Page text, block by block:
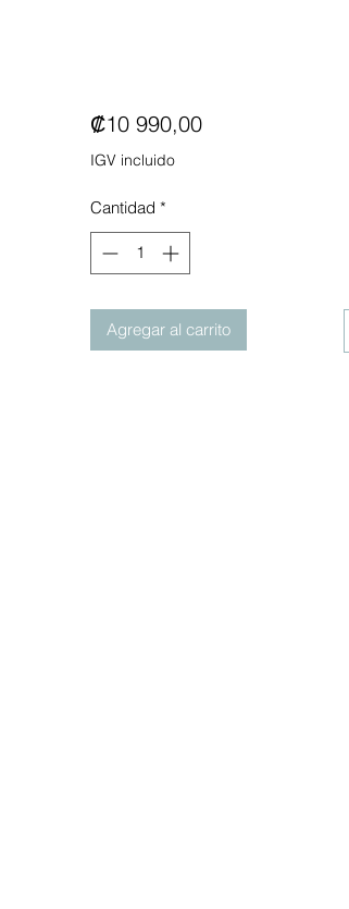
₡10 990,00Precio
IGV incluido
Cantidad *
Agregar al carrito